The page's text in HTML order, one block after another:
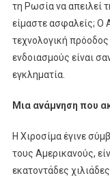
τη Ρωσία να απειλεί
είμαστε ασφαλείς; Ο
τεχνολογική
ενδοιασμούς είναι
εγκληματία.
Μια ανάμνηση που
Η Χιροσίμα έγινε
τους Αμερικανούς,
εκατοντάδες